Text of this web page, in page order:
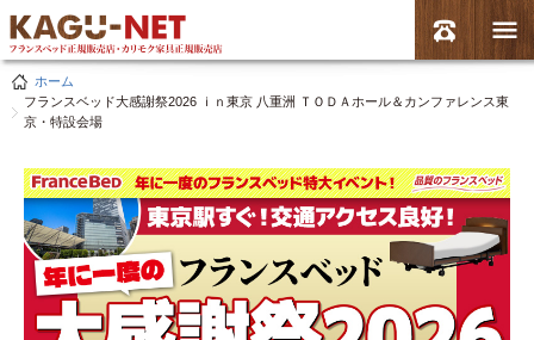
ホーム
フランスベッド大感謝祭2026 ｉｎ東京 八重洲 ＴＯＤＡホール＆カンファレンス東
京・特設会場